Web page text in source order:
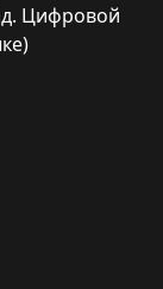
Цифровой